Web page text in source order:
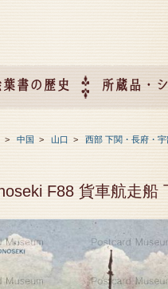
葉書の歴史 所蔵品・
> 中国 > 山口 > 西部 下関・長府・宇
F88 貨車航走船